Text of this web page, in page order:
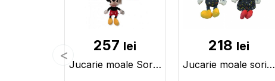
257 lei
Jucarie moale Soricel 45611
218 lei
Jucarie moale soricel 45cm 52534